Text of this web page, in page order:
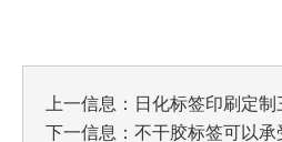
上一信息： 日化标签印刷定
下一信息： 不干胶标签可以